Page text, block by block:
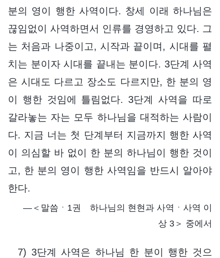
분의 영이 행한 사역이다. 창세 이래 하나님은
끊임없이 사역하면서 인류를 경영하고 있다. 그
는 처음과 나중이고, 시작과 끝이며, 시대를 펼
치는 분이자 시대를 끝내는 분이다. 3단계 사역
은 시대도 다르고 장소도 다르지만, 한 분의 영
이 행한 것임에 틀림없다. 3단계 사역을 따로
갈라놓는 자는 모두 하나님을 대적하는 사람이
다. 지금 너는 첫 단계부터 지금까지 행한 사역
이 의심할 바 없이 한 분의 하나님이 행한 것이
고, 한 분의 영이 행한 사역임을 반드시 알아야
한다.
―＜말씀ㆍ1권 하나님의 현현과 사역ㆍ사역 이
상 3＞ 중에서
7) 3단계 사역은 하나님 한 분이 행한 것으